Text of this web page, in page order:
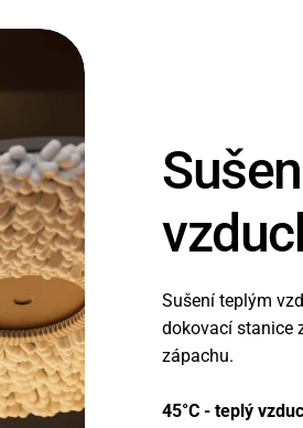
Sušení teplým
dokovací stanice
zápachu.
45°C - teplý